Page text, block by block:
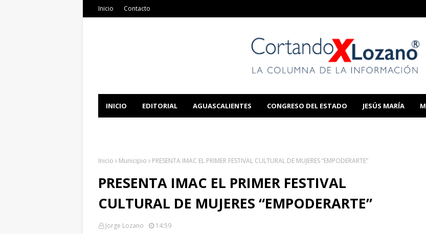
Inicio Contacto
INICIO EDITORIAL AGUASCALIENTES CONGRESO DEL ESTADO JESÚS MARÍA
Inicio Municipio PRESENTA IMAC EL PRIMER FESTIVAL CULTURAL DE MUJERES “EMPODERARTE”
PRESENTA IMAC EL PRIMER FESTIVAL
CULTURAL DE MUJERES “EMPODERARTE”
Jorge Lozano 14:59